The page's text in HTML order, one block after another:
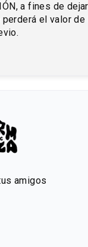
a fines de
el valor
amigos